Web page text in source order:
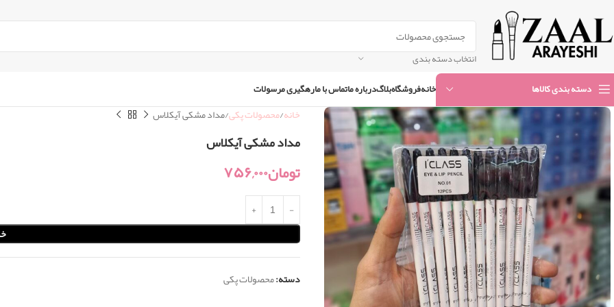
انتخاب دسته بندی
دسته بندی کالاها خانهفروشگاهبلاگدرباره ماتماس با مارهگیری مرسولات
خانه محصولات پکی مداد مشکی آیکلاس
مداد مشکی آیکلاس
تومان۷۵۶,۰۰۰
دسته:محصولات پکی